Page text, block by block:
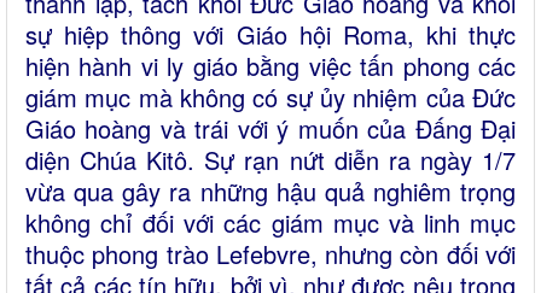
sự hiệp thông với Giáo hội Roma, khi thực
hiện hành vi ly giáo bằng việc tấn phong các
giám mục mà không có sự ủy nhiệm của Đức
Giáo hoàng và trái với ý muốn của Đấng Đại
diện Chúa Kitô. Sự rạn nứt diễn ra ngày 1/7
vừa qua gây ra những hậu quả nghiêm trọng
không chỉ đối với các giám mục và linh mục
thuộc phong trào Lefebvre, nhưng còn đối với
tất cả các tín hữu, bởi vì, như được nêu trong